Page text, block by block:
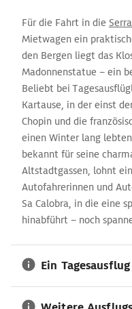
Für die Fahrt in die
Mietwagen ein
den Bergen liegt das
Madonnenstatue – ein
Beliebt bei
Kartause, in der einst
Chopin und die
einen Winter lang
bekannt für seine
Altstadtgassen, lohnt
Autofahrerinnen und
Sa Calobra, in die eine
hinabführt – noch
Ein